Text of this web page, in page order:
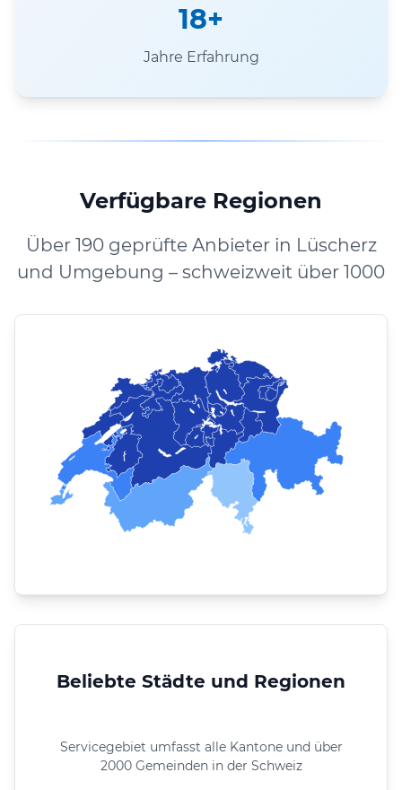
18+
Jahre Erfahrung
Verfügbare Regionen
Über 190 geprüfte Anbieter in Lüscherz
und Umgebung – schweizweit über 1000
Beliebte Städte und Regionen
Servicegebiet umfasst alle Kantone und über
2000 Gemeinden in der Schweiz